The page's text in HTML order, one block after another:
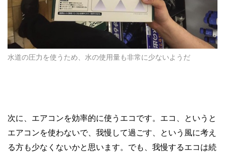
水道の圧力を使うため、水の使用量も非常に少ないようだ
次に、エアコンを効率的に使うエコです。エコ、というと
エアコンを使わないで、我慢して過ごす、という風に考え
る方も少なくないかと思います。でも、我慢するエコは続